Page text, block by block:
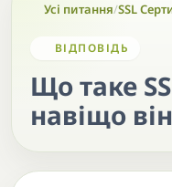
Усі питання/SSL
ВІДПОВІДЬ
Що таке
навіщо